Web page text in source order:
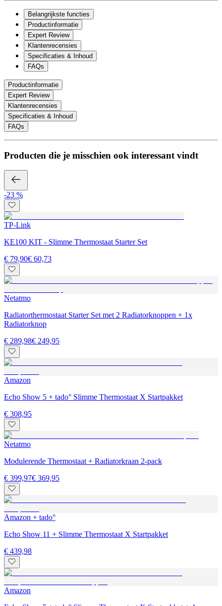
Belangrijkste functies
Productinformatie
Expert Review
Klantenrecensies
Specificaties & Inhoud
FAQs
Productinformatie
Expert Review
Klantenrecensies
Specificaties & Inhoud
FAQs
Producten die je misschien ook interessant vindt
-23 %
TP-Link
KE100 KIT - Slimme Thermostaat Starter Set
€ 79,90€ 60,73
Netatmo
Radiatorthermostaat Starter Set met 2 Radiatorknoppen + 1x
Radiatorknop
€ 289,98€ 249,95
Amazon
Echo Show 5 + tado° Slimme Thermostaat X Startpakket
€ 308,95
Netatmo
Modulerende Thermostaat + Radiatorkraan 2-pack
€ 399,97€ 369,95
Amazon + tado°
Echo Show 11 + Slimme Thermostaat X Startpakket
€ 439,98
Amazon